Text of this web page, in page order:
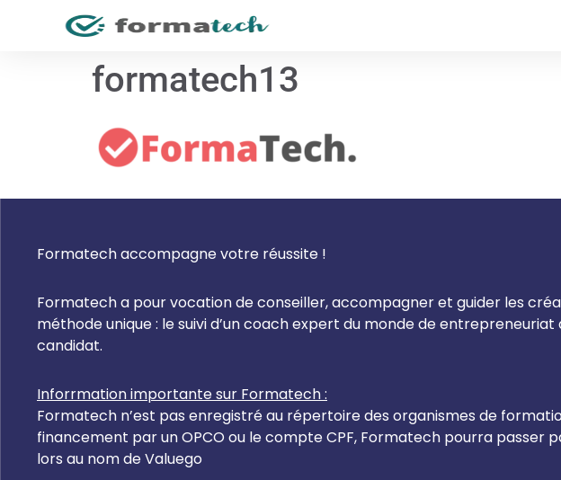
formatech13
Formatech accompagne votre réussite !
Formatech a pour vocation de conseiller, accompagner et guider les
méthode unique : le suivi d’un coach expert du monde de
candidat.
Inforrmation importante sur Formatech :
Formatech n’est pas enregistré au répertoire des organismes de
financement par un OPCO ou le compte CPF, Formatech pourra passer
lors au nom de Valuego